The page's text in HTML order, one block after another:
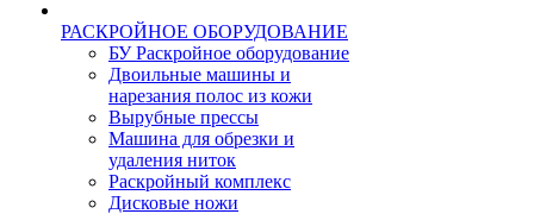
РАСКРОЙНОЕ ОБОРУДОВАНИЕ
БУ Раскройное оборудование
Двоильные машины и
нарезания полос из кожи
Вырубные прессы
Машина для обрезки и
удаления ниток
Раскройный комплекс
Дисковые ножи